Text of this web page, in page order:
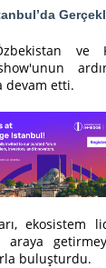
ve
devam etti.
ekosistem
araya
buluşturdu.